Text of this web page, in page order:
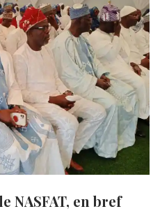
NASFAT, en bref